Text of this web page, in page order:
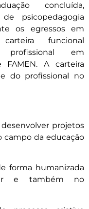
concluída,
psicopedagogia
os egressos em
carteira funcional
em
FAMEN. A carteira
do profissional no
projetos
campo da educação
forma humanizada
e também no